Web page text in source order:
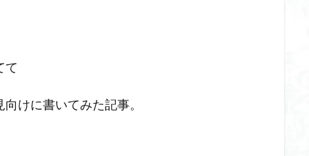
て
けに書いてみた記事。